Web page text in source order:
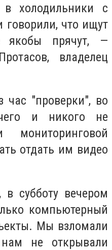
в холодильники с
что ищут
якобы прячут, —
владелец
час "проверки", во
и никого не
мониторинговой
отдать им видео
субботу вечером
компьютерный
Мы взломали
не открывали